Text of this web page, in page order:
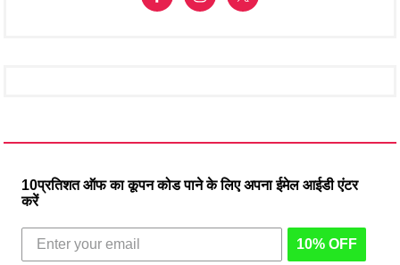
10प्रतिशत ऑफ का कूपन कोड पाने के लिए अपना ईमेल आईडी एंटर
करें
10% OFF